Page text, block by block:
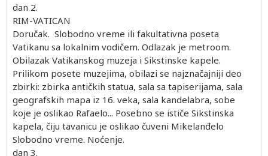
dan 2.
RIM-VATICAN
Doručak. Slobodno vreme ili fakultativna poseta
Vatikanu sa lokalnim vodičem. Odlazak je metroom.
Obilazak Vatikanskog muzeja i Sikstinske kapele.
Prilikom posete muzejima, obilazi se najznačajniji deo
zbirki: zbirka antičkih statua, sala sa tapiserijama, sala
geografskih mapa iz 16. veka, sala kandelabra, sobe
koje je oslikao Rafaelo... Posebno se ističe Sikstinska
kapela, čiju tavanicu je oslikao čuveni Mikelanđelo
Slobodno vreme. Noćenje.
dan 3.